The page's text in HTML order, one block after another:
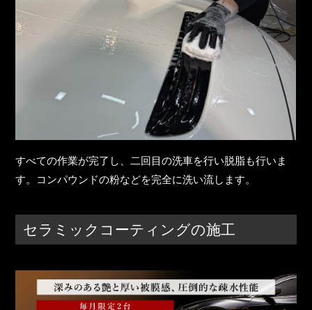
すべての作業が完了し、二回目の洗車を行い脱脂も行いま
す。コンパウンドの粉などを完全に洗い流します。
セラミックコーティングの施工